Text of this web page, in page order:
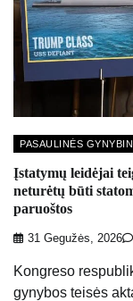
PASAULINĖS
Įstatymų leidėjai
neturėtų būti
paruoštos
31 Gegužės, 2026
Kongreso
gynybos teisės